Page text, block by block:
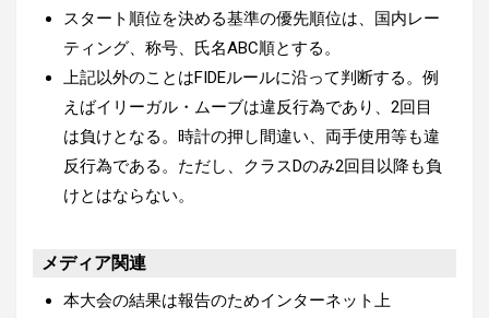
スタート順位を決める基準の優先順位は、国内レー
ティング、称号、氏名ABC順とする。
上記以外のことはFIDEルールに沿って判断する。例
えばイリーガル・ムーブは違反行為であり、2回目
は負けとなる。時計の押し間違い、両手使用等も違
反行為である。ただし、クラスDのみ2回目以降も負
けとはならない。
メディア関連
本大会の結果は報告のためインターネット上